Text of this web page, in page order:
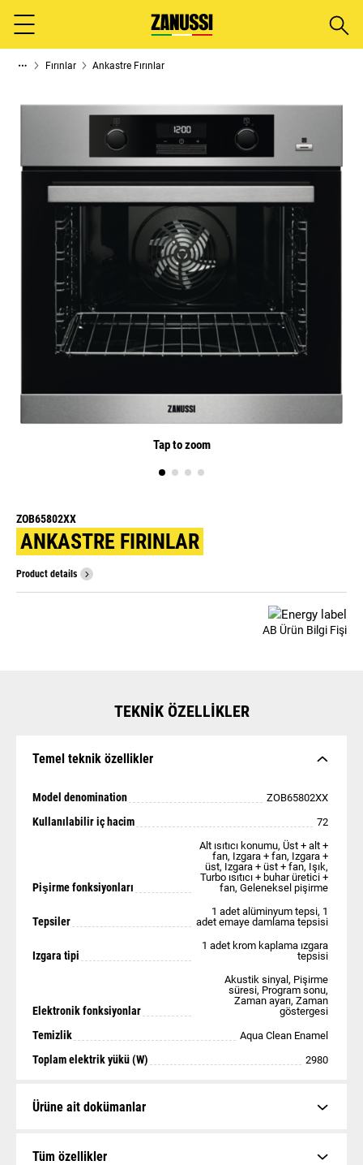
Menu
Arama
Fırınlar Ankastre Fırınlar
Tap to zoom
ZOB65802XX
ANKASTRE FIRINLAR
Product details
AB Ürün Bilgi Fişi
TEKNIK ÖZELLIKLER
Temel teknik özellikler
Model denomination ZOB65802XX
Kullanılabilir iç hacim 72
Pişirme fonksiyonları
Alt ısıtıcı konumu, Üst + alt +
fan, Izgara + fan, Izgara +
üst, Izgara + üst + fan, Işık,
Turbo ısıtıcı + buhar üretici +
fan, Geleneksel pişirme
Tepsiler
1 adet alüminyum tepsi, 1
adet emaye damlama tepsisi
Izgara tipi
1 adet krom kaplama ızgara
tepsisi
Elektronik fonksiyonlar
Akustik sinyal, Pişirme
süresi, Program sonu,
Zaman ayarı, Zaman
göstergesi
Temizlik Aqua Clean Enamel
Toplam elektrik yükü (W) 2980
Ürüne ait dokümanlar
Tüm özellikler